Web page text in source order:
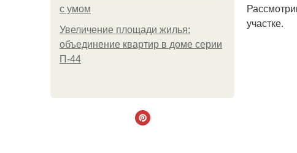
с умом
Увеличение площади жилья:
объединение квартир в доме серии
П-44
участке.